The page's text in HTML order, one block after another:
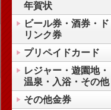
年賀状
ビール券・酒券・ド
リンク券
プリペイドカード
レジャー・遊園地・
温泉・入浴・その他
その他金券